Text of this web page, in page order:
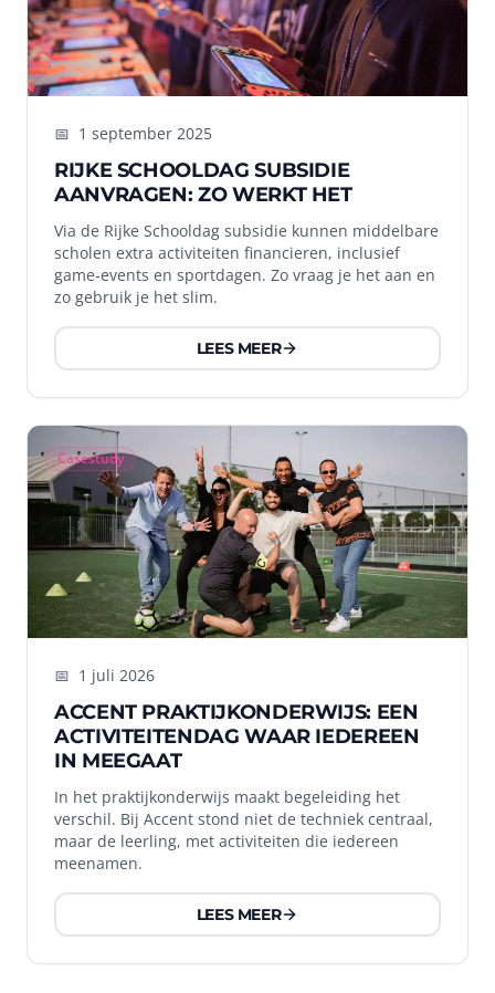
📅 1 september 2025
RIJKE SCHOOLDAG SUBSIDIE
AANVRAGEN: ZO WERKT HET
Via de Rijke Schooldag subsidie kunnen middelbare
scholen extra activiteiten financieren, inclusief
game-events en sportdagen. Zo vraag je het aan en
zo gebruik je het slim.
LEES MEER
Casestudy
📅 1 juli 2026
ACCENT PRAKTIJKONDERWIJS: EEN
ACTIVITEITENDAG WAAR IEDEREEN
IN MEEGAAT
In het praktijkonderwijs maakt begeleiding het
verschil. Bij Accent stond niet de techniek centraal,
maar de leerling, met activiteiten die iedereen
meenamen.
LEES MEER